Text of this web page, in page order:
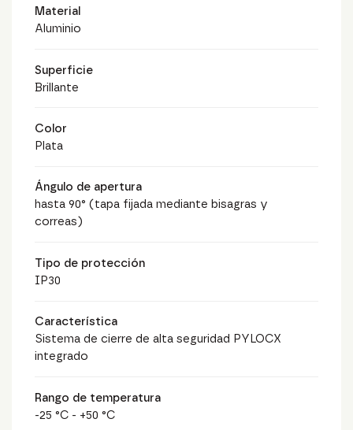
Material
Aluminio
Superficie
Brillante
Color
Plata
Ángulo de apertura
hasta 90° (tapa fijada mediante bisagras y
correas)
Tipo de protección
IP30
Característica
Sistema de cierre de alta seguridad PYLOCX
integrado
Rango de temperatura
-25 °C - +50 °C